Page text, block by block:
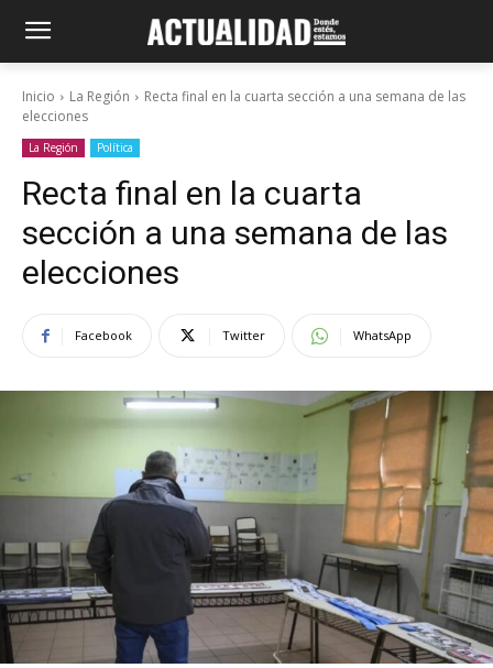
Inicio La Región
Recta final en la cuarta sección a una semana de las
elecciones
La Región Política
Recta final en la cuarta
sección a una semana de las
elecciones
Facebook Twitter WhatsApp